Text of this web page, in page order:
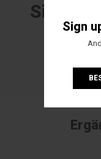
Sign
Sign up